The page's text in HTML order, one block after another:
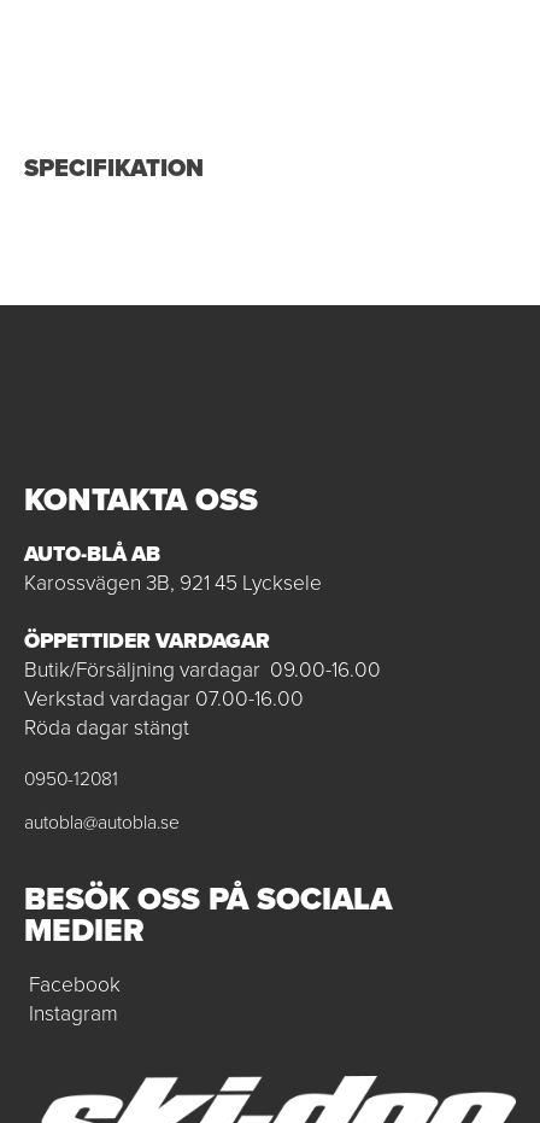
SPECIFIKATION
KONTAKTA OSS
AUTO-BLÅ AB
Karossvägen 3B, 921 45 Lycksele
ÖPPETTIDER VARDAGAR
Butik/Försäljning vardagar 09.00-16.00
Verkstad vardagar 07.00-16.00
Röda dagar stängt
0950-12081
autobla@autobla.se
BESÖK OSS PÅ SOCIALA
MEDIER
Facebook
Instagram